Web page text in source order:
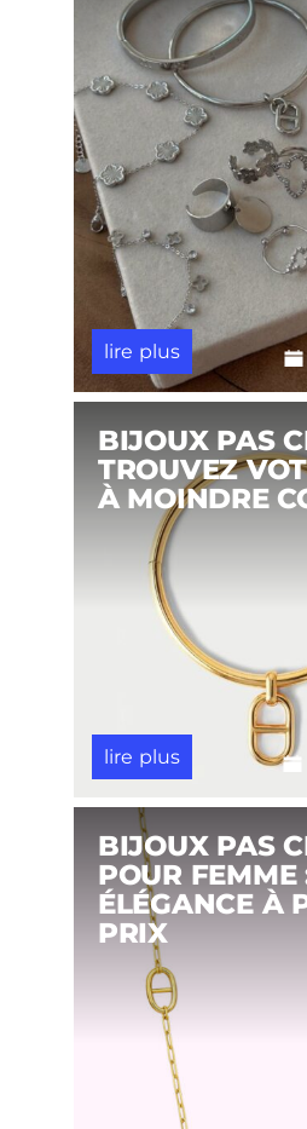
lire plus
BIJOUX PAS
TROUVEZ
À MOINDRE
lire plus
BIJOUX PAS
POUR FEMME
ÉLÉGANCE À
PRIX